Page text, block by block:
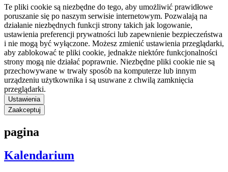
Te pliki cookie są niezbędne do tego, aby umożliwić prawidłowe
poruszanie się po naszym serwisie internetowym. Pozwalają na
działanie niezbędnych funkcji strony takich jak logowanie,
ustawienia preferencji prywatności lub zapewnienie bezpieczeństwa
i nie mogą być wyłączone. Możesz zmienić ustawienia przeglądarki,
aby zablokować te pliki cookie, jednakże niektóre funkcjonalności
strony mogą nie działać poprawnie. Niezbędne pliki cookie nie są
przechowywane w trwały sposób na komputerze lub innym
urządzeniu użytkownika i są usuwane z chwilą zamknięcia
przeglądarki.
Ustawienia
Zaakceptuj
pagina
Kalendarium